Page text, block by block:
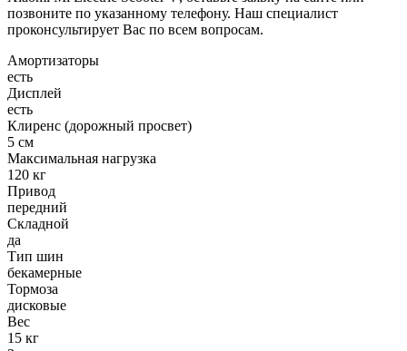
позвоните по указанному телефону. Наш специалист
проконсультирует Вас по всем вопросам.
Амортизаторы
есть
Дисплей
есть
Клиренс (дорожный просвет)
5 см
Максимальная нагрузка
120 кг
Привод
передний
Складной
да
Тип шин
бекамерные
Тормоза
дисковые
Вес
15 кг